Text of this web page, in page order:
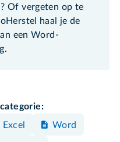
Of vergeten op te
haal je de
een Word-
Excel Word